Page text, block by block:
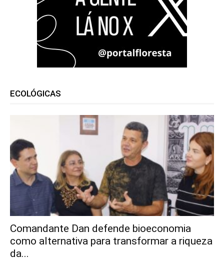
ECOLÓGICAS
Comandante Dan defende bioeconomia
como alternativa para transformar a riqueza
da...